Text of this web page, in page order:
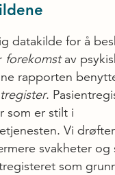
datakilde for å
forekomstav
rapporten
.
som er stilt i
Vi
svakheter og
som